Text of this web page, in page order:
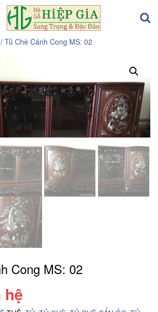
/ Tủ Chè Cánh Cong MS: 02
Cong MS: 02
hệ